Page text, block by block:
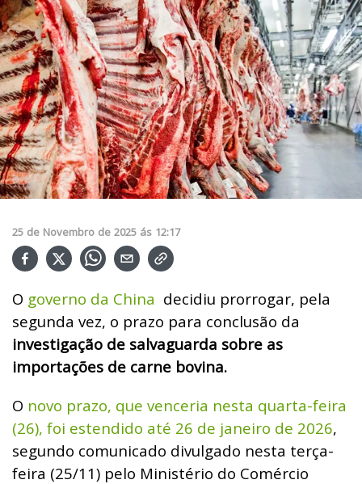
25 de Novembro de 2025 ás 12:17
O governo da China decidiu prorrogar, pela
segunda vez, o prazo para conclusão da
investigação de salvaguarda sobre as
importações de carne bovina.
O novo prazo, que venceria nesta quarta-feira
(26), foi estendido até 26 de janeiro de 2026,
segundo comunicado divulgado nesta terça-
feira (25/11) pelo Ministério do Comércio